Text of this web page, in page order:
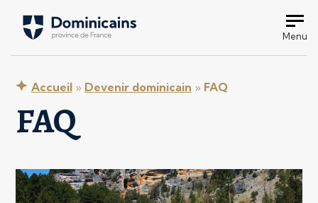
Menu
Accueil» Devenir dominicain » FAQ
FAQ